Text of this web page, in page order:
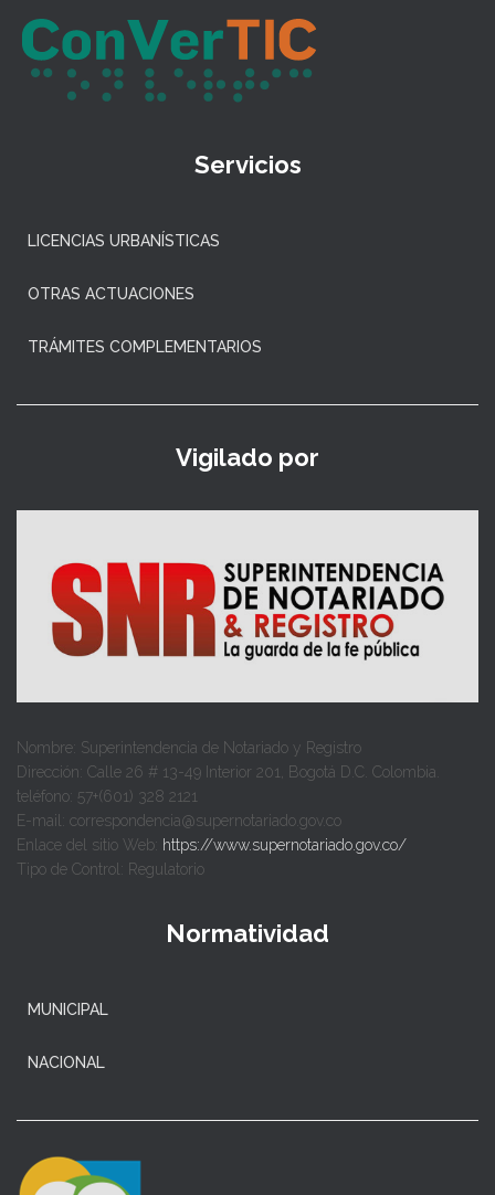
Servicios
LICENCIAS URBANÍSTICAS
OTRAS ACTUACIONES
TRÁMITES COMPLEMENTARIOS
Vigilado por
Nombre: Superintendencia de Notariado y Registro
Dirección: Calle 26 # 13-49 Interior 201, Bogotá D.C. Colombia.
teléfono: 57+(601) 328 2121
E-mail: correspondencia@supernotariado.gov.co
Enlace del sitio Web: https://www.supernotariado.gov.co/
Tipo de Control: Regulatorio
Normatividad
MUNICIPAL
NACIONAL